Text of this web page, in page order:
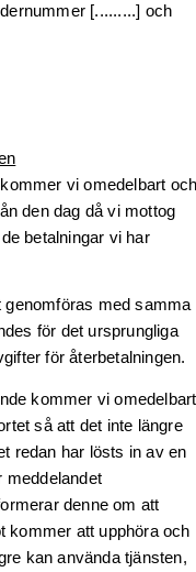
[.........] och
vi omedelbart
den dag då vi mottog
betalningar vi har
med samma
för det ursprungliga
för återbetalningen.
kommer vi omedelbart
så att det inte längre
redan har lösts in av en
meddelandet
denne om att
kommer att upphöra och
kan använda tjänsten,